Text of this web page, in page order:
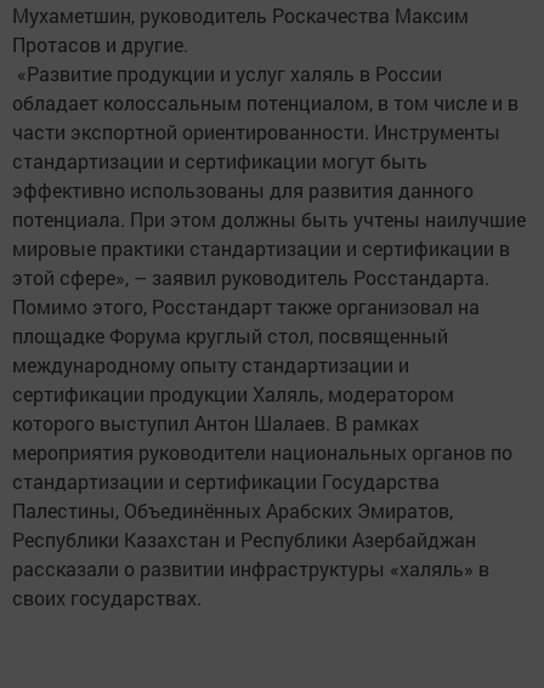
Мухаметшин, руководитель Роскачества Максим
Протасов и другие.
«Развитие продукции и услуг халяль в России
обладает колоссальным потенциалом, в том числе и в
части экспортной ориентированности. Инструменты
стандартизации и сертификации могут быть
эффективно использованы для развития данного
потенциала. При этом должны быть учтены наилучшие
мировые практики стандартизации и сертификации в
этой сфере», – заявил руководитель Росстандарта.
Помимо этого, Росстандарт также организовал на
площадке Форума круглый стол, посвященный
международному опыту стандартизации и
сертификации продукции Халяль, модератором
которого выступил Антон Шалаев. В рамках
мероприятия руководители национальных органов по
стандартизации и сертификации Государства
Палестины, Объединённых Арабских Эмиратов,
Республики Казахстан и Республики Азербайджан
рассказали о развитии инфраструктуры «халяль» в
своих государствах.